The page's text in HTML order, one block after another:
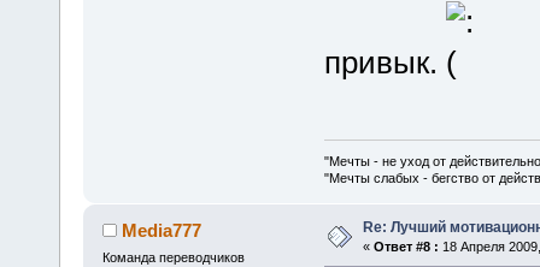
привык.
"Мечты - не уход от
"Мечты слабых - бегство от
Media777
Команда переводчиков
Re: Лучший
« Ответ #8 : 18 Апреля